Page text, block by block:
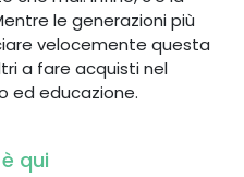
le generazioni più
velocemente questa
a fare acquisti nel
ed educazione.
qui